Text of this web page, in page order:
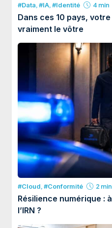
#Data,#IA,#Identité 4 min
Dans ces 10 pays,
vraiment le vôtre
#Cloud,#Conformité 2 min
Résilience numérique :
l’IRN ?